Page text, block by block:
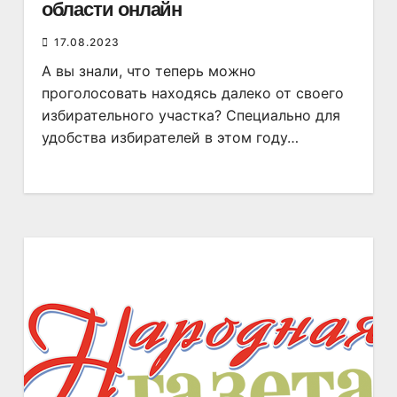
области онлайн
17.08.2023
А вы знали, что теперь можно
проголосовать находясь далеко от своего
избирательного участка? Специально для
удобства избирателей в этом году…